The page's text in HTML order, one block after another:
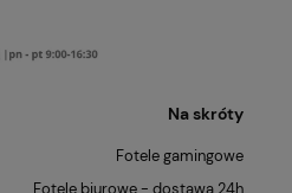
Na skróty
Fotele gamingowe
Fotele biurowe - dostawa 24h